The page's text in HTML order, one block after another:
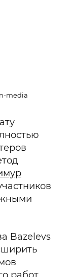
media
Bazelevs